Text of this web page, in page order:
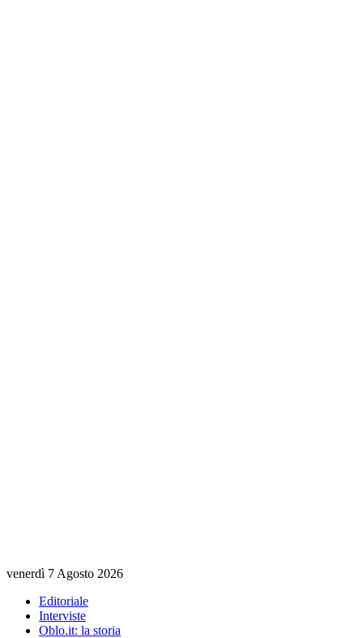
venerdì 7 Agosto 2026
Editoriale
Interviste
Oblo.it: la storia